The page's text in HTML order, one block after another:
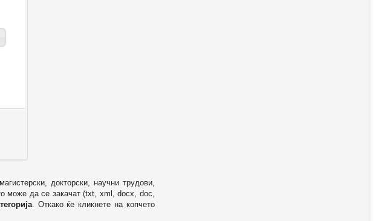
докторски, научни трудови,
може да се закачат (txt, xml, docx, doc,
. Откако ќе кликнете на копчето